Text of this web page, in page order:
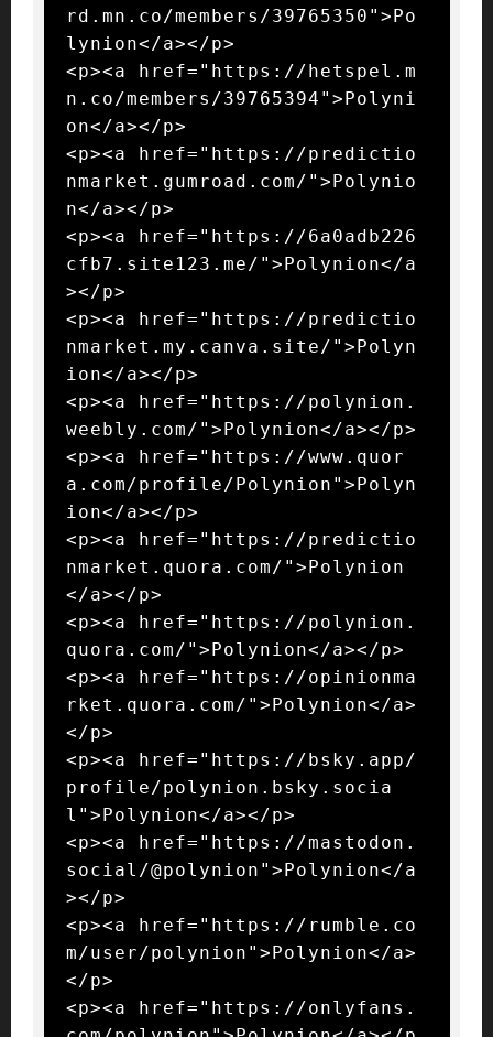
rd.mn.co/members/39765350">Po
lynion</a></p>
<p><a href="https://hetspel.m
n.co/members/39765394">Polyni
on</a></p>
<p><a href="https://predictio
nmarket.gumroad.com/">Polynio
n</a></p>
<p><a href="https://6a0adb226
cfb7.site123.me/">Polynion</a
></p>
<p><a href="https://predictio
nmarket.my.canva.site/">Polyn
ion</a></p>
<p><a href="https://polynion.
weebly.com/">Polynion</a></p>
<p><a href="https://www.quor
a.com/profile/Polynion">Polyn
ion</a></p>
<p><a href="https://predictio
nmarket.quora.com/">Polynion
</a></p>
<p><a href="https://polynion.
quora.com/">Polynion</a></p>
<p><a href="https://opinionma
rket.quora.com/">Polynion</a>
</p>
<p><a href="https://bsky.app/
profile/polynion.bsky.socia
l">Polynion</a></p>
<p><a href="https://mastodon.
social/@polynion">Polynion</a
></p>
<p><a href="https://rumble.co
m/user/polynion">Polynion</a>
</p>
<p><a href="https://onlyfans.